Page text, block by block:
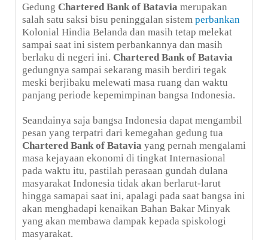
Gedung Chartered Bank of Batavia merupakan
salah satu saksi bisu peninggalan sistem perbankan
Kolonial Hindia Belanda dan masih tetap melekat
sampai saat ini sistem perbankannya dan masih
berlaku di negeri ini. Chartered Bank of Batavia
gedungnya sampai sekarang masih berdiri tegak
meski berjibaku melewati masa ruang dan waktu
panjang periode kepemimpinan bangsa Indonesia.
Seandainya saja bangsa Indonesia dapat mengambil
pesan yang terpatri dari kemegahan gedung tua
Chartered Bank of Batavia yang pernah mengalami
masa kejayaan ekonomi di tingkat Internasional
pada waktu itu, pastilah perasaan gundah dulana
masyarakat Indonesia tidak akan berlarut-larut
hingga samapai saat ini, apalagi pada saat bangsa ini
akan menghadapi kenaikan Bahan Bakar Minyak
yang akan membawa dampak kepada spiskologi
masyarakat.